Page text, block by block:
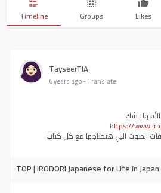
Timeline Groups Likes
TayseerTIA
6 years ago- Translate
ولا شك
https://
الصوت اللي هتحتاجها مع كل كتاب
TOP | IRODORI Japanese for Life in Japan